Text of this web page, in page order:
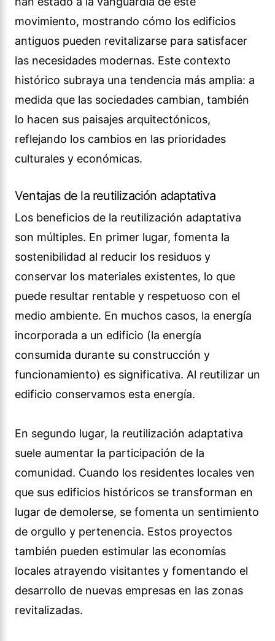
movimiento, mostrando cómo los edificios
antiguos pueden revitalizarse para satisfacer
las necesidades modernas. Este contexto
histórico subraya una tendencia más amplia: a
medida que las sociedades cambian, también
lo hacen sus paisajes arquitectónicos,
reflejando los cambios en las prioridades
culturales y económicas.
Ventajas de la reutilización adaptativa
Los beneficios de la reutilización adaptativa
son múltiples. En primer lugar, fomenta la
sostenibilidad al reducir los residuos y
conservar los materiales existentes, lo que
puede resultar rentable y respetuoso con el
medio ambiente. En muchos casos, la energía
incorporada a un edificio (la energía
consumida durante su construcción y
funcionamiento) es significativa. Al reutilizar un
edificio conservamos esta energía.
En segundo lugar, la reutilización adaptativa
suele aumentar la participación de la
comunidad. Cuando los residentes locales ven
que sus edificios históricos se transforman en
lugar de demolerse, se fomenta un sentimiento
de orgullo y pertenencia. Estos proyectos
también pueden estimular las economías
locales atrayendo visitantes y fomentando el
desarrollo de nuevas empresas en las zonas
revitalizadas.